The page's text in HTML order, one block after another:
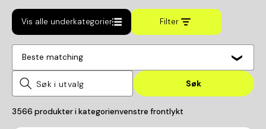
Vis alle underkategorier Filter
Beste matching
Søk
3566 produkter i kategorienvenstre frontlykt